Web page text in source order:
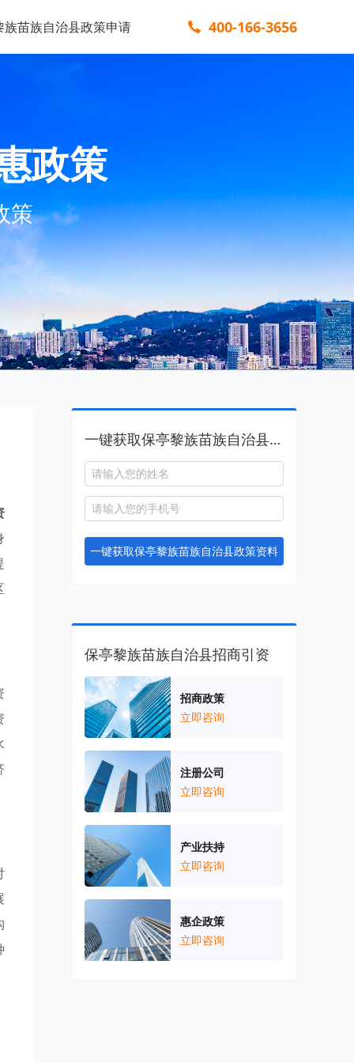
族苗族自治县政策申请 400-166-3656
政策
策
一键获取保亭黎族苗族自治县政策资料
一键获取保亭黎族苗族自治县政策资料
保亭黎族苗族自治县招商引资
招商政策
立即咨询
注册公司
立即咨询
产业扶持
立即咨询
惠企政策
立即咨询